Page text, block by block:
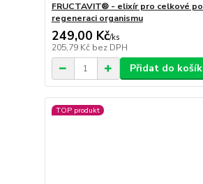
FRUCTAVIT® - elixír pro celkové
regeneraci organismu
249,00 Kč/ks
205,79 Kč bez DPH
Přidat do
TOP produkt